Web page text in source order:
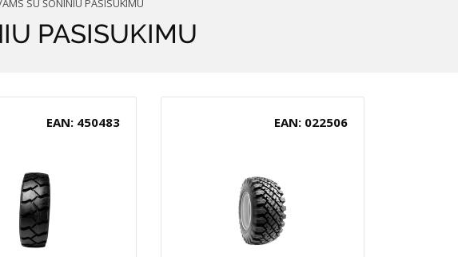
SU ŠONINIU PASISUKIMU
PASISUKIMU
EAN: 450483 EAN: 022506